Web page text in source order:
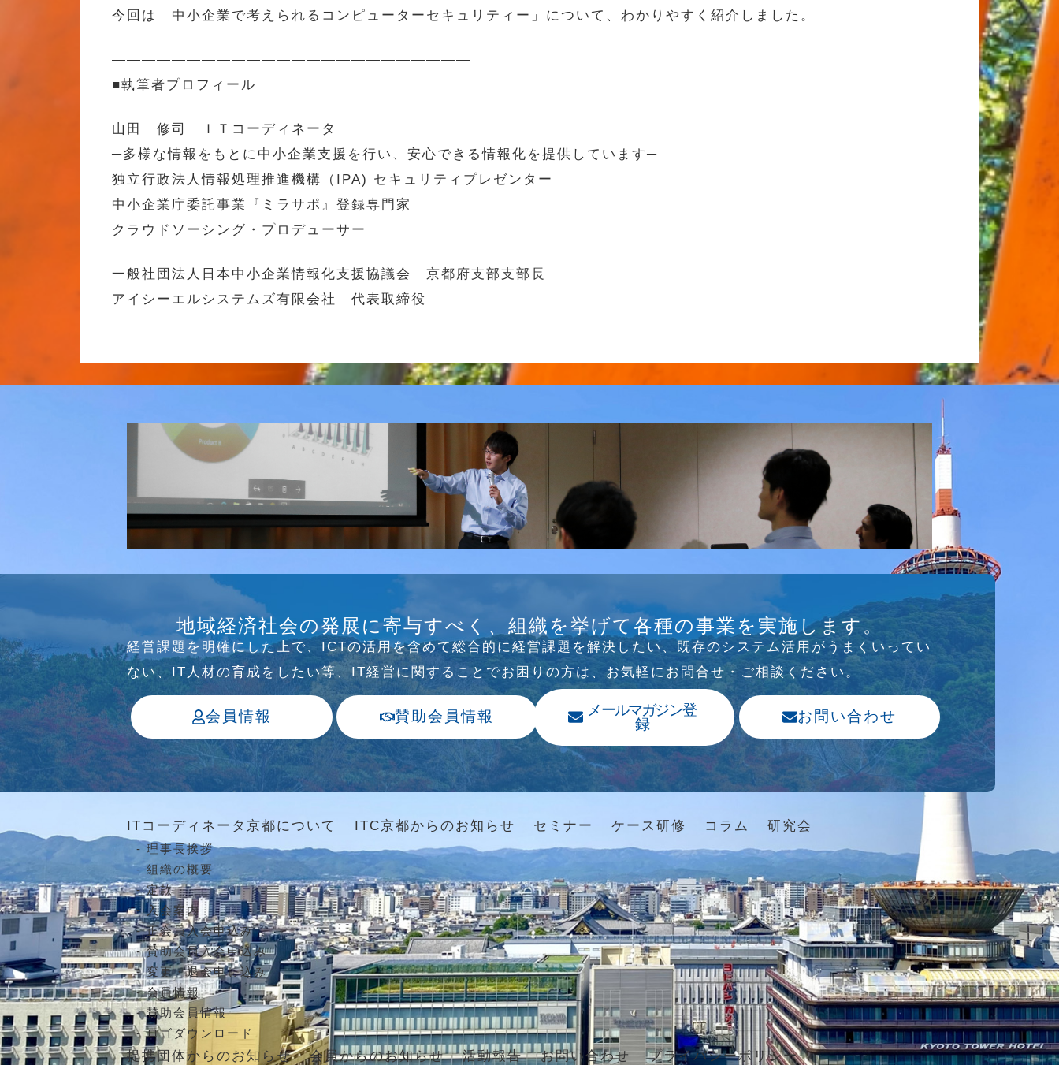
今回は「中小企業で考えられるコンピューターセキュリティー」について、わかりやすく紹介しました。
————————————————————————
■執筆者プロフィール
山田 修司 ＩＴコーディネータ
─多様な情報をもとに中小企業支援を行い、安心できる情報化を提供しています─
独立行政法人情報処理推進機構（IPA) セキュリティプレゼンター
中小企業庁委託事業『ミラサポ』登録専門家
クラウドソーシング・プロデューサー
一般社団法人日本中小企業情報化支援協議会 京都府支部支部長
アイシーエルシステムズ有限会社 代表取締役
介護ソリューション研究会、WEB/SNS研究会を行
っています
地域経済社会の発展に寄与すべく、組織を挙げて各種の事業を実施します。
経営課題を明確にした上で、ICTの活⽤を含めて総合的に経営課題を解決したい、既存のシステム活⽤がうまくいってい
ない、IT⼈材の育成をしたい等、IT経営に関することでお困りの⽅は、お気軽にお問合せ・ご相談ください。
会員情報 賛助会員情報
メールマガジン登
録
お問い合わせ
ITコーディネータ京都について
理事長挨拶
組織の概要
定款
入会案内
正会員入会申込み
賛助会員入会申込み
変更・退会申し込み
会員情報
賛助会員情報
ロゴダウンロード
ITC京都からのお知らせ セミナー ケース研修 コラム 研究会
提携団体からのお知らせ 会員からのお知らせ 活動報告 お問い合わせ プライバシーポリシー